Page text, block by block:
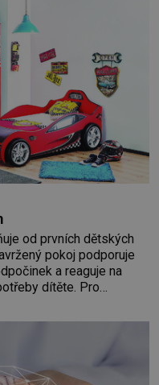
od prvních dětských
pokoj podporuje
a reaguje na
dítěte. Pro
klidně a útulně.